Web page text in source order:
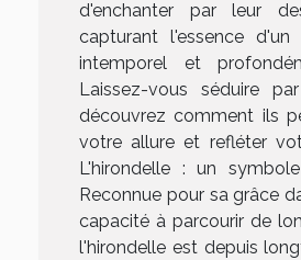
d'enchanter par leur
capturant l'essence
intemporel et
Laissez-vous séduire
découvrez comment ils
votre allure et refléter
L'hirondelle : un
Reconnue pour sa grâce
capacité à parcourir de
l'hirondelle est depuis